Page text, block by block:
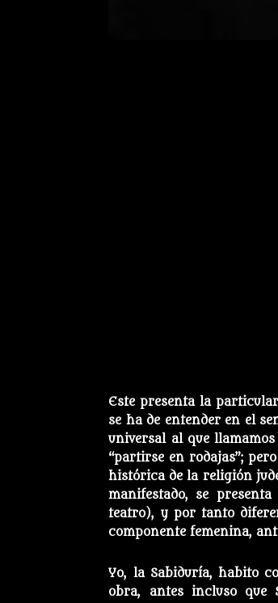
Este presenta la
se ha de entender en el
universal al que
“partirse en rodajas”;
histórica de la religión
manifestado, se
teatro), y por tanto
componente femenina,
Yo, la Sabiduría, habito
obra, antes incluso que